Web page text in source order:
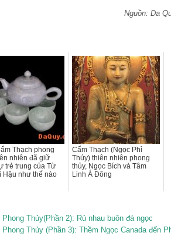
Nguồn: Da
Thạch phong
nhiên đã giữ
trẻ trung của Từ
Hậu như thế nào
Cẩm Thạch (Ngọc Phỉ
Thúy) thiên nhiên phong
thủy, Ngọc Bích và Tâm
Linh Á Đông
Thủy(Phần 2): Rủ nhau buôn đá ngọc
Thủy (Phần 3): Thềm Ngọc Canada đến